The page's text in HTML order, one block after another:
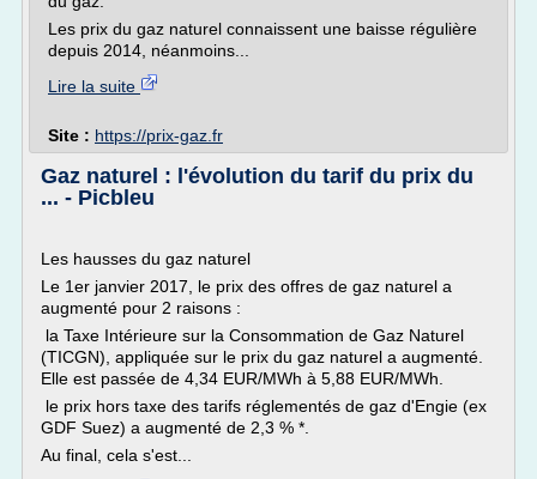
Les prix du gaz naturel connaissent une baisse régulière
depuis 2014, néanmoins...
Lire la suite
Site : https://prix-gaz.fr
Gaz naturel : l'évolution du tarif du prix du
... - Picbleu
Les hausses du gaz naturel
Le 1er janvier 2017, le prix des offres de gaz naturel a
augmenté pour 2 raisons :
la Taxe Intérieure sur la Consommation de Gaz Naturel
(TICGN), appliquée sur le prix du gaz naturel a augmenté.
Elle est passée de 4,34 EUR/MWh à 5,88 EUR/MWh.
le prix hors taxe des tarifs réglementés de gaz d'Engie (ex
GDF Suez) a augmenté de 2,3 % *.
Au final, cela s'est...